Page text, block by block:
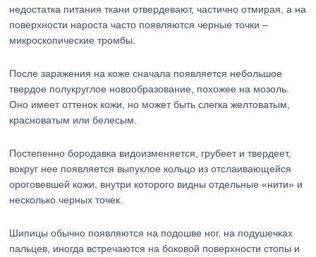
недостатка питания ткани отвердевают, частично отмирая, а на
поверхности нароста часто появляются черные точки –
микроскопические тромбы.
После заражения на коже сначала появляется небольшое
твердое полукруглое новообразование, похожее на мозоль.
Оно имеет оттенок кожи, но может быть слегка желтоватым,
красноватым или белесым.
Постепенно бородавка видоизменяется, грубеет и твердеет,
вокруг нее появляется выпуклое кольцо из отслаивающейся
ороговевшей кожи, внутри которого видны отдельные «нити» и
несколько черных точек.
Шипицы обычно появляются на подошве ног, на подушечках
пальцев, иногда встречаются на боковой поверхности стопы и